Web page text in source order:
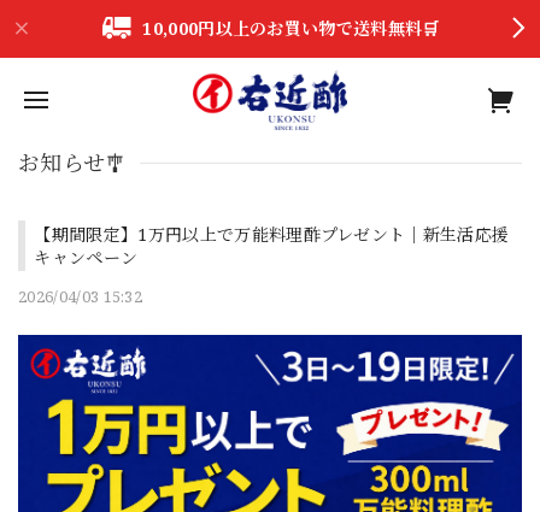
10,000円以上のお買い物で送料無料🛒
お知らせ🎐
【期間限定】1万円以上で万能料理酢プレゼント｜新生活応援
キャンペーン
2026/04/03 15:32